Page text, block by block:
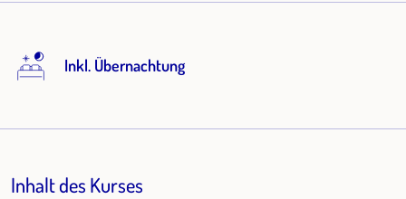
Inkl. Übernachtung
Inhalt des Kurses